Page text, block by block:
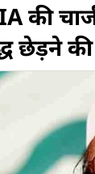
की
छेड़ने